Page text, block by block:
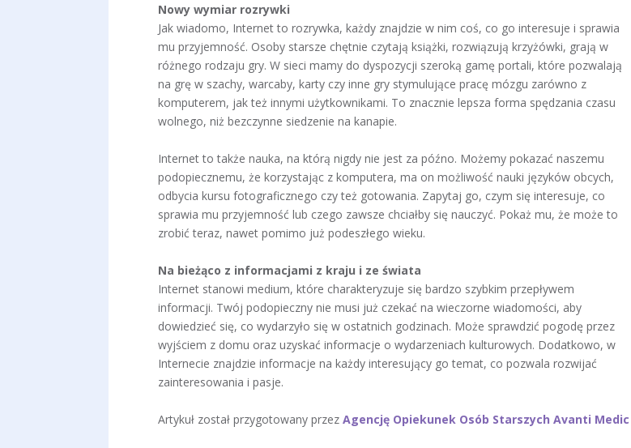
Nowy wymiar rozrywki
Jak wiadomo, Internet to rozrywka, każdy znajdzie w nim coś, co go interesuje i sprawia
mu przyjemność. Osoby starsze chętnie czytają książki, rozwiązują krzyżówki, grają w
różnego rodzaju gry. W sieci mamy do dyspozycji szeroką gamę portali, które pozwalają
na grę w szachy, warcaby, karty czy inne gry stymulujące pracę mózgu zarówno z
komputerem, jak też innymi użytkownikami. To znacznie lepsza forma spędzania czasu
wolnego, niż bezczynne siedzenie na kanapie.
Internet to także nauka, na którą nigdy nie jest za późno. Możemy pokazać naszemu
podopiecznemu, że korzystając z komputera, ma on możliwość nauki języków obcych,
odbycia kursu fotograficznego czy też gotowania. Zapytaj go, czym się interesuje, co
sprawia mu przyjemność lub czego zawsze chciałby się nauczyć. Pokaż mu, że może to
zrobić teraz, nawet pomimo już podeszłego wieku.
Na bieżąco z informacjami z kraju i ze świata
Internet stanowi medium, które charakteryzuje się bardzo szybkim przepływem
informacji. Twój podopieczny nie musi już czekać na wieczorne wiadomości, aby
dowiedzieć się, co wydarzyło się w ostatnich godzinach. Może sprawdzić pogodę przez
wyjściem z domu oraz uzyskać informacje o wydarzeniach kulturowych. Dodatkowo, w
Internecie znajdzie informacje na każdy interesujący go temat, co pozwala rozwijać
zainteresowania i pasje.
Artykuł został przygotowany przezAgencję Opiekunek Osób Starszych Avanti Medic